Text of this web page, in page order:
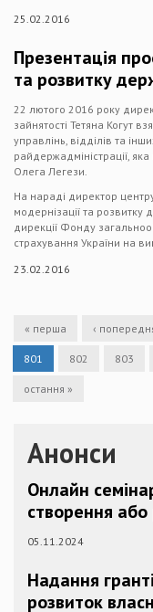
25.02.2016
Презентація
та розвитку
22 лютого 2016 року
зайнятості Тетяна Когут
управлінь, відділів та
райдержадміністрації,
Олега Легези.
На нараді директор
модернізації та розвитку
дирекції Фонду
страхування України на
23.02.2016
« перша ‹
801 802 803
остання »
Анонси
Онлайн
створення або
05.11.2024
Надання
розвиток